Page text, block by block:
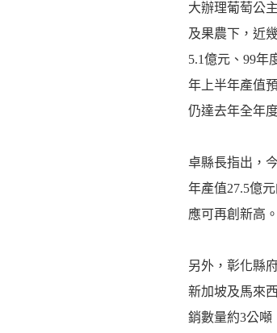
大辦理葡萄公
及果農下，近
5.1億元、99年
年上半年產值
仍達去年全年
卓縣長指出，
年產值27.5億
應可再創新高。
另外，彰化縣
新加坡及馬來
銷數量約3公噸